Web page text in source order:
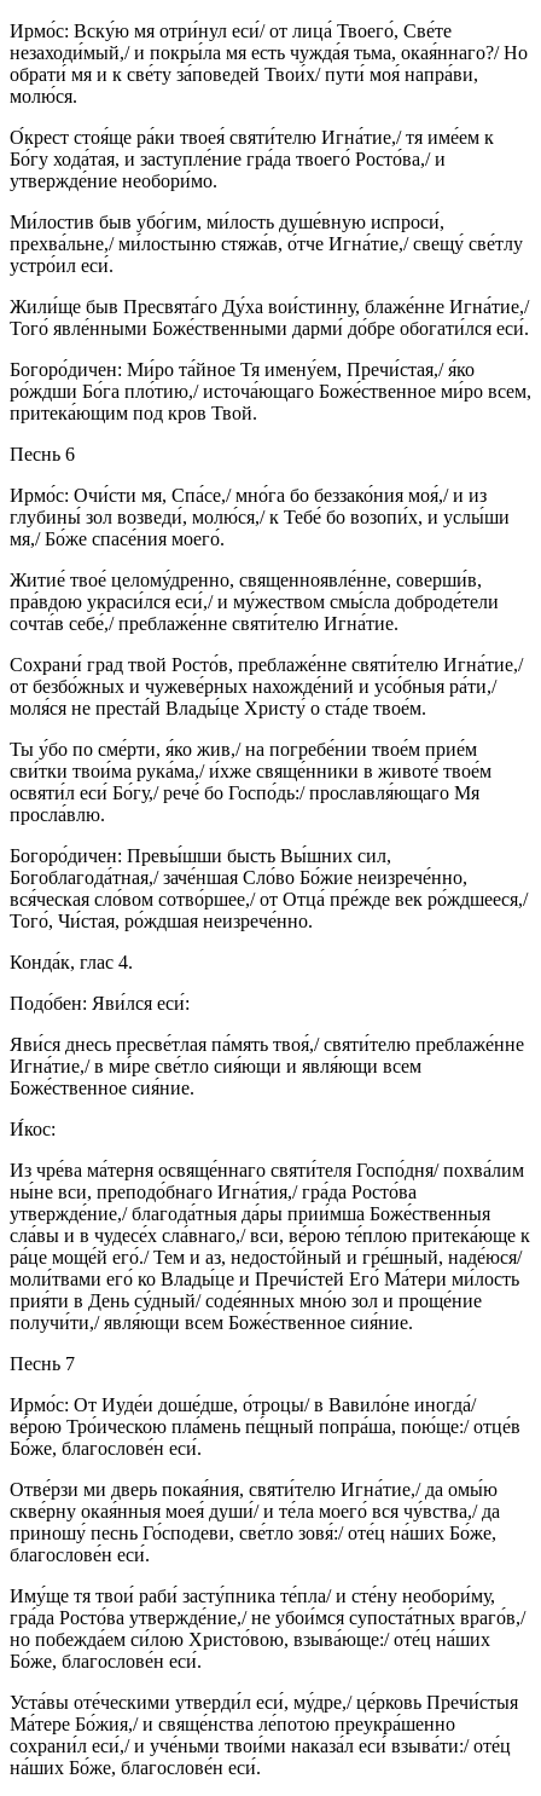
Ирмо́с: Вcку́ю мя отри́нул еси́/ от лица́ Твоего́, Све́те
незаходи́мый,/ и покры́ла мя есть чужда́я тьма, окая́ннаго?/ Но
обрати́ мя и к све́ту за́поведей Твои́х/ пути́ моя́ напра́ви,
молю́ся.
О́крест стоя́ще ра́ки твоея́ святи́телю Игна́тие,/ тя име́ем к
Бо́гу хода́тая, и заступле́ние гра́да твоего́ Росто́ва,/ и
утвержде́ние необори́мо.
Ми́лостив быв убо́гим, ми́лость душе́вную испроси́,
прехва́льне,/ ми́лостыню стяжа́в, о́тче Игна́тие,/ свещу́ све́тлу
устро́ил еси́.
Жили́ще быв Пресвята́го Ду́ха вои́стинну, блаже́нне Игна́тие,/
Того́ явле́нными Боже́ственными дарми́ до́бре обогати́лся еси́.
Богоро́дичен: Ми́ро та́йное Тя имену́ем, Пречи́стая,/ я́ко
ро́ждши Бо́га пло́тию,/ источа́ющаго Боже́ственное ми́ро всем,
притека́ющим под кров Твой.
Песнь 6
Ирмо́с: Очи́сти мя, Спа́се,/ мно́га бо беззако́ния моя́,/ и из
глубины́ зол возведи́, молю́ся,/ к Тебе́ бо возопи́х, и услы́ши
мя,/ Бо́же спасе́ния моего́.
Житие́ твое́ целому́дренно, священноявле́нне, соверши́в,
пра́вдою украси́лся еси́,/ и му́жеством смы́сла доброде́тели
сочта́в себе́,/ преблаже́нне святи́телю Игна́тие.
Сохрани́ град твой Росто́в, преблаже́нне святи́телю Игна́тие,/
от безбо́жных и чужеве́рных нахожде́ний и усо́бныя ра́ти,/
моля́ся не преста́й Влады́це Христу́ о ста́де твое́м.
Ты у́бо по сме́рти, я́ко жив,/ на погребе́нии твое́м прие́м
сви́тки твои́ма рука́ма,/ и́хже свяще́нники в животе́ твое́м
освяти́л еси́ Бо́гу,/ рече́ бо Госпо́дь:/ прославля́ющаго Мя
просла́влю.
Богоро́дичен: Превы́шши бысть Вы́шних сил,
Богоблагода́тная,/ заче́ншая Сло́во Бо́жие неизрече́нно,
вся́ческая сло́вом сотво́ршее,/ от Отца́ пре́жде век ро́ждшееся,/
Того́, Чи́стая, ро́ждшая неизрече́нно.
Конда́к, глас 4.
Подо́бен: Яви́лся еси́:
Яви́ся днесь пресве́тлая па́мять твоя́,/ святи́телю преблаже́нне
Игна́тие,/ в ми́ре све́тло сия́ющи и явля́ющи всем
Боже́ственное сия́ние.
И́кос:
Из чре́ва ма́терня освяще́ннаго святи́теля Госпо́дня/ похва́лим
ны́не вси, преподо́бнаго Игна́тия,/ гра́да Росто́ва
утвержде́ние,/ благода́тныя да́ры прии́мша Боже́ственныя
сла́вы и в чудесе́х сла́внаго,/ вси, ве́рою те́плою притека́юще к
ра́це моще́й его́./ Тем и аз, недосто́йный и гре́шный, наде́юся/
моли́твами его́ ко Влады́це и Пречи́стей Его́ Ма́тери ми́лость
прия́ти в День су́дный/ соде́янных мно́ю зол и проще́ние
получи́ти,/ явля́ющи всем Боже́ственное сия́ние.
Песнь 7
Ирмо́с: От Иуде́и доше́дше, о́троцы/ в Вавило́не иногда́/
ве́рою Тро́ическою пла́мень пе́щный попра́ша, пою́ще:/ отце́в
Бо́же, благослове́н еси́.
Отве́рзи ми дверь покая́ния, святи́телю Игна́тие,/ да омы́ю
скве́рну окая́нныя моея́ души́/ и те́ла моего́ вся чу́вства,/ да
приношу́ песнь Го́сподеви, све́тло зовя́:/ оте́ц на́ших Бо́же,
благослове́н еси́.
Иму́ще тя твои́ раби́ засту́пника те́пла/ и сте́ну необори́му,
гра́да Росто́ва утвержде́ние,/ не убои́мся супоста́тных враго́в,/
но побежда́ем си́лою Христо́вою, взыва́юще:/ оте́ц на́ших
Бо́же, благослове́н еси́.
Уста́вы оте́ческими утверди́л еси́, му́дре,/ це́рковь Пречи́стыя
Ма́тере Бо́жия,/ и свяще́нства ле́потою преукра́шенно
сохрани́л еси́,/ и уче́ньми твои́ми наказа́л еси́ взыва́ти:/ оте́ц
на́ших Бо́же, благослове́н еси́.